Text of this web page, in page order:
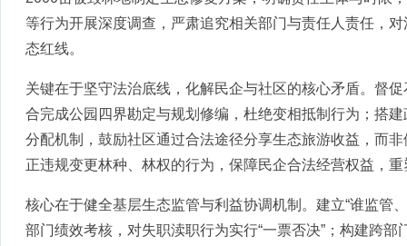
等行为开展深度调查，严肃追究相关部门与责任人责任，
态红线。
关键在于坚守法治底线，化解民企与社区的核心矛盾。督
合完成公园四界勘定与规划修编，杜绝变相抵制行为；搭
分配机制，鼓励社区通过合法途径分享生态旅游收益，而
正违规变更林种、林权的行为，保障民企合法经营权益，
核心在于健全基层生态监管与利益协调机制。建立“谁监管
部门绩效考核，对失职渎职行为实行“一票否决”；构建跨